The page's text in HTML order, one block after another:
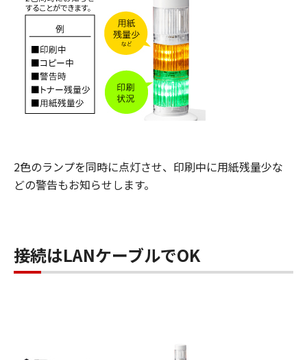
2色のランプを同時に点灯させ、印刷中に用紙残量少な
どの警告もお知らせします。
接続はLANケーブルでOK